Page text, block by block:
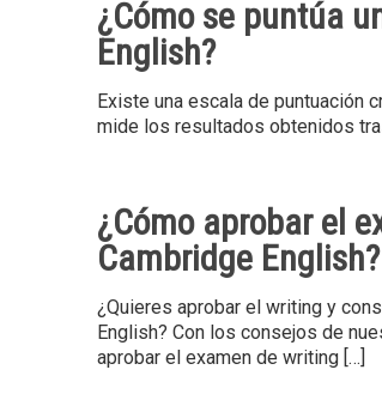
¿Cómo se puntúa
English?
Existe una escala de puntuación
mide los resultados obtenidos
¿Cómo aprobar el
Cambridge English?
¿Quieres aprobar el writing y
English? Con los consejos de
aprobar el examen de writing […]